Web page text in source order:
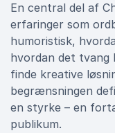
En central del af
erfaringer som
humoristisk,
hvordan det tvang
finde kreative
begrænsningen
en styrke – en
publikum.